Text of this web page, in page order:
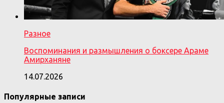
Разное
Воспоминания и размышления о боксере Араме
Амирханяне
14.07.2026
Популярные записи